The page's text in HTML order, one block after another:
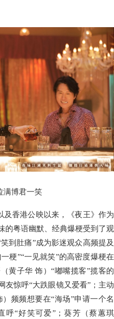
满博君一笑
及香港公映以来，《夜王》作为
的粤语幽默、经典爆梗受到了观
到肚痛”成为影迷观众高频提及
梗”“一见就笑”的高密度爆梗在
黄子华 饰）“嘟嘴揽客”揽客的
友惊呼“大跌眼镜又爱看”；主动
频频想要在“海场”申请一个名
呼“好笑可爱”；葵芳（蔡蕙琪